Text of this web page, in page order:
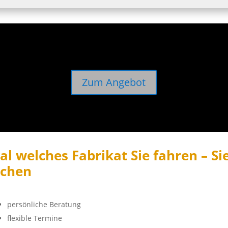
Zum Angebot
welches Fabrikat Sie fahren –
persönliche Beratung
flexible Termine